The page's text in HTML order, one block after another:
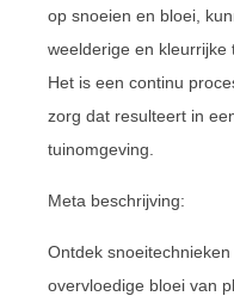
op snoeien en bloei,
weelderige en kleurrijke
Het is een continu
zorg dat resulteert in
tuinomgeving.
Meta beschrijving:
Ontdek
overvloedige bloei van